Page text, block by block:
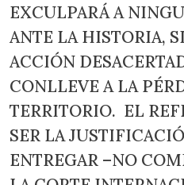
EXCULPARÁ A
ANTE LA HISTORIA,
ACCIÓN
CONLLEVE A LA
TERRITORIO. EL
SER LA
ENTREGAR –NO